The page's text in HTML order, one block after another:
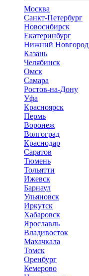
Москва
Санкт-Петербург
Новосибирск
Екатеринбург
Нижний Новгород
Казань
Челябинск
Омск
Самара
Ростов-на-Дону
Уфа
Красноярск
Пермь
Воронеж
Волгоград
Краснодар
Саратов
Тюмень
Тольятти
Ижевск
Барнаул
Ульяновск
Иркутск
Хабаровск
Ярославль
Владивосток
Махачкала
Томск
Оренбург
Кемерово